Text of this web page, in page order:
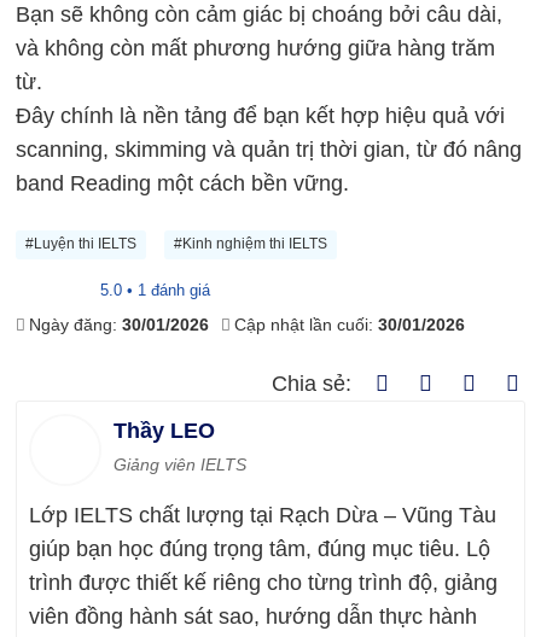
Bạn sẽ không còn cảm giác bị choáng bởi câu dài,
và không còn mất phương hướng giữa hàng trăm
từ.
Đây chính là nền tảng để bạn kết hợp hiệu quả với
scanning, skimming và quản trị thời gian, từ đó nâng
band Reading một cách bền vững.
#Luyện thi IELTS #Kinh nghiệm thi IELTS
5.0 • 1 đánh giá
Ngày đăng:30/01/2026 Cập nhật lần cuối:30/01/2026
Chia sẻ:
Thầy LEO
Giảng viên IELTS
Lớp IELTS chất lượng tại Rạch Dừa – Vũng Tàu
giúp bạn học đúng trọng tâm, đúng mục tiêu. Lộ
trình được thiết kế riêng cho từng trình độ, giảng
viên đồng hành sát sao, hướng dẫn thực hành